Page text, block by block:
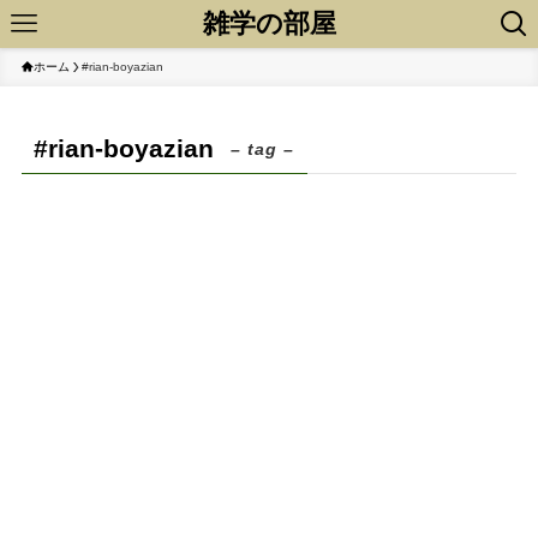
雑学の部屋
ホーム #rian-boyazian
#rian-boyazian – tag –